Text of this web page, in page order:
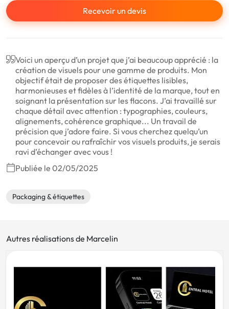
Recevoir un devis
Voici un aperçu d’un projet que j’ai beaucoup apprécié : la
création de visuels pour une gamme de produits. Mon
objectif était de proposer des étiquettes lisibles,
harmonieuses et fidèles à l’identité de la marque, tout en
soignant la présentation sur les flacons. J’ai travaillé sur
chaque détail avec attention : typographies, couleurs,
alignements, cohérence graphique... Un travail de
précision que j’adore faire. Si vous cherchez quelqu’un
pour concevoir ou rafraîchir vos visuels produits, je serais
ravi d’échanger avec vous !
Publiée le 02/05/2025
Packaging & étiquettes
Autres réalisations de Marcelin